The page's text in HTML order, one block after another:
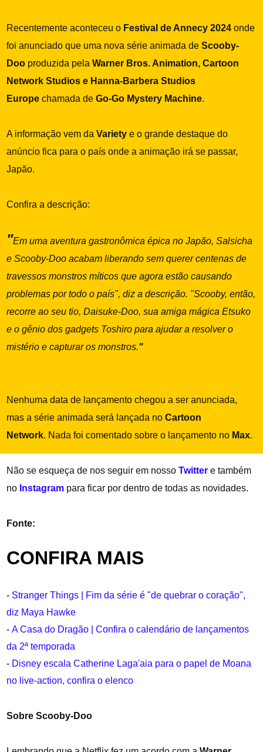
Recentemente aconteceu o Festival de Annecy 2024 onde
foi anunciado que uma nova série animada deScooby-
Doo produzida pelaWarner Bros. Animation, Cartoon
Network Studios e Hanna-Barbera Studios
Europe chamada deGo-Go Mystery Machine.
A informação vem daVariety e o grande destaque do
anúncio fica para o país onde a animação irá se passar,
Japão.
Confira a descrição:
"Em uma aventura gastronômica épica no Japão, Salsicha
e Scooby-Doo acabam liberando sem querer centenas de
travessos monstros míticos que agora estão causando
problemas por todo o país", diz a descrição. "Scooby, então,
recorre ao seu tio, Daisuke-Doo, sua amiga mágica Etsuko
e o gênio dos gadgets Toshiro para ajudar a resolver o
mistério e capturar os monstros."
Nenhuma data de lançamento chegou a ser anunciada,
mas a série animada será lançada noCartoon
Network. Nada foi comentado sobre o lançamento no Max.
Não se esqueça de nos seguir em nossoTwitter e também
no Instagram para ficar por dentro de todas as novidades.
Fonte:
CONFIRA MAIS
- Stranger Things | Fim da série é "de quebrar o coração",
diz Maya Hawke
-A Casa do Dragão | Confira o calendário de lançamentos
da 2ª temporada
- Disney escala Catherine Laga'aia para o papel de Moana
no live-action, confira o elenco
Sobre Scooby-Doo